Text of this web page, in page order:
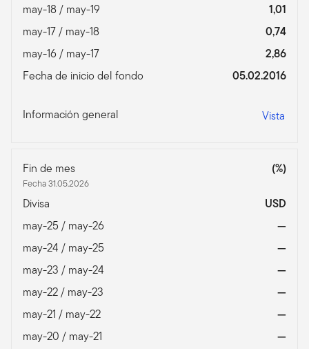
may-18 / may-19
1,01
may-17 / may-18
0,74
may-16 / may-17
2,86
Fecha de inicio del fondo
05.02.2016
Información general Vista
Fin de mes
Fecha 31.05.2026
(%)
Divisa
USD
may-25 / may-26
—
may-24 / may-25
—
may-23 / may-24
—
may-22 / may-23
—
may-21 / may-22
—
may-20 / may-21
—